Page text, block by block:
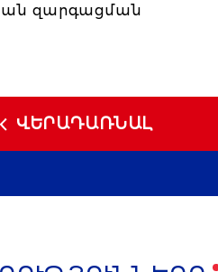
զարգացման
ՎԵՐԱԴԱՌՆԱԼ